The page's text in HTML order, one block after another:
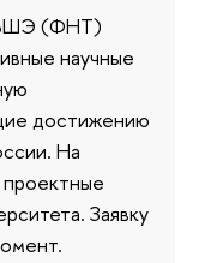
ВШЭ (ФНТ)
научные
достижению
На
Заявку